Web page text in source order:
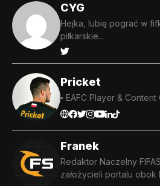
CYG
Hejka, lubię pograć w
piłkarskie...
Pricket
▪️ EAFC Player & Content
Franek
Redaktor Naczelny
założycieli portalu obok